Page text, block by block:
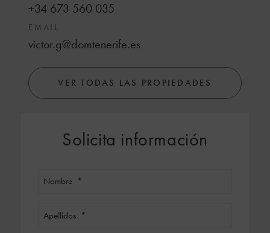
+34 673 560 035
EMAIL
victor.g@domtenerife.es
VER TODAS LAS PROPIEDADES
Solicita información